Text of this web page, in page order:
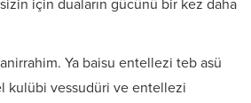
için duaların gücünü bir kez daha
Ya baisu entellezi teb asü
kulübi vessudüri ve entellezi